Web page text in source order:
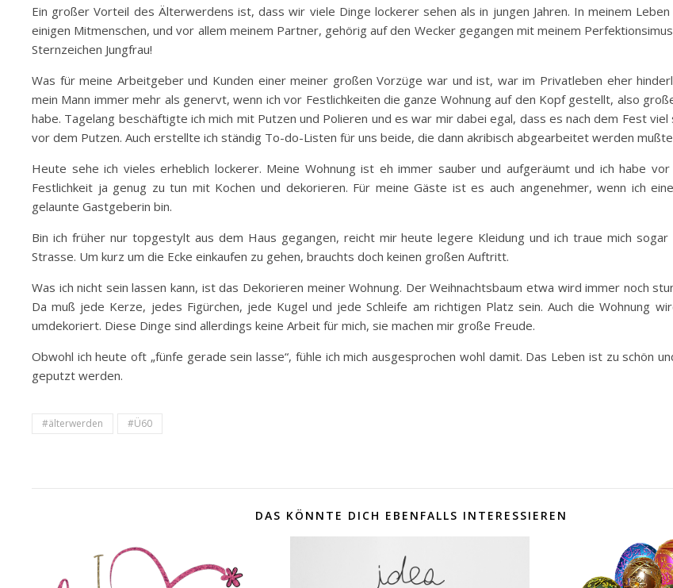
Ein großer Vorteil des Älterwerdens ist, dass wir viele Dinge lockerer sehen als in jungen Jahren. In meinem Leben
einigen Mitmenschen, und vor allem meinem Partner, gehörig auf den Wecker gegangen mit meinem
Sternzeichen Jungfrau!
Was für meine Arbeitgeber und Kunden einer meiner großen Vorzüge war und ist, war im Privatleben eher
mein Mann immer mehr als genervt, wenn ich vor Festlichkeiten die ganze Wohnung auf den Kopf gestellt, also
habe. Tagelang beschäftigte ich mich mit Putzen und Polieren und es war mir dabei egal, dass es nach dem Fest viel
vor dem Putzen. Auch erstellte ich ständig To-do-Listen für uns beide, die dann akribisch abgearbeitet werden
Heute sehe ich vieles erheblich lockerer. Meine Wohnung ist eh immer sauber und aufgeräumt und ich habe
Festlichkeit ja genug zu tun mit Kochen und dekorieren. Für meine Gäste ist es auch angenehmer, wenn ich
gelaunte Gastgeberin bin.
Bin ich früher nur topgestylt aus dem Haus gegangen, reicht mir heute legere Kleidung und ich traue mich sogar
Strasse. Um kurz um die Ecke einkaufen zu gehen, brauchts doch keinen großen Auftritt.
Was ich nicht sein lassen kann, ist das Dekorieren meiner Wohnung. Der Weihnachtsbaum etwa wird immer noch
Da muß jede Kerze, jedes Figürchen, jede Kugel und jede Schleife am richtigen Platz sein. Auch die Wohnung
umdekoriert. Diese Dinge sind allerdings keine Arbeit für mich, sie machen mir große Freude.
Obwohl ich heute oft „fünfe gerade sein lasse“, fühle ich mich ausgesprochen wohl damit. Das Leben ist zu schön
geputzt werden.
#älterwerden #Ü60
DAS KÖNNTE DICH EBENFALLS INTERESSIEREN